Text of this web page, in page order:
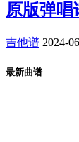
原版弹唱
吉他谱 2024-
最新曲谱